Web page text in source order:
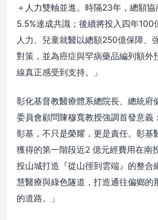
＋人力雙軸並進。時隔23年，總額
5.5%達成共識；後續將投入四年100
人力、兒童就醫以總額250億保障、
對策，並為癌症與罕病藥品編列額外
線真正感受到支持。」
彰化基督教醫療體系總院長、總統府
委員會顧問陳穆寬教授強調首發意義
彰基，不只是榮耀，更是責任。彰基
獲得的第一階段近2 億元經費用在南
投山城打造『從山徑到雲端』的整合
慧醫療與綠色隧道，打造通往偏鄉的
的道路。」